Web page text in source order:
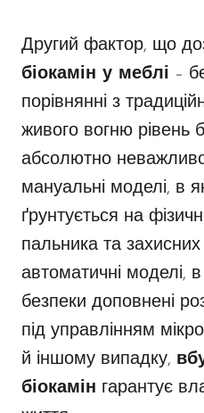
Другий фактор, що
біокамін у меблі –
порівнянні з
живого вогню рівень
абсолютно
мануальні моделі, в
ґрунтується на
пальника та
автоматичні моделі,
безпеки доповнені
під управлінням
й іншому випадку,
біокамін гарантує